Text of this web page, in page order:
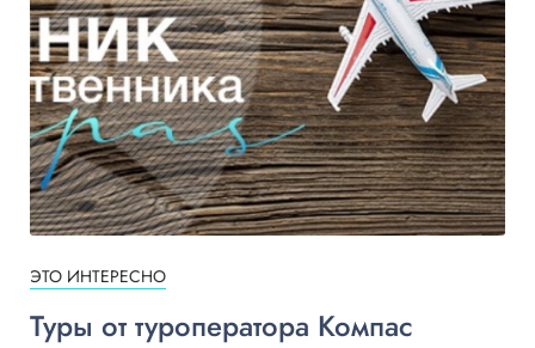
ЭТО ИНТЕРЕСНО
Туры от туроператора Компас